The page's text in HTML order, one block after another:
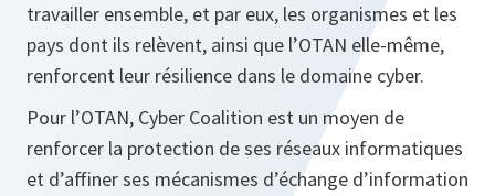
travailler ensemble, et par eux, les organismes et les
pays dont ils relèvent, ainsi que l’OTAN elle-même,
renforcent leur résilience dans le domaine cyber.
Pour l’OTAN, Cyber Coalition est un moyen de
renforcer la protection de ses réseaux informatiques
et d’affiner ses mécanismes d’échange d’information